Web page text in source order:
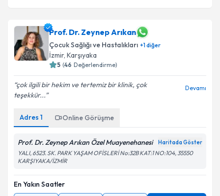
Prof. Dr. Zeynep Arıkan
Çocuk Sağlığı ve Hastalıkları +1diğer
İzmir, Karşıyaka
5 (46 Değerlendirme)
çok ilgili bir hekim ve tertemiz bir klinik, çok
teşekkür...
Devamı
Adres 1 Online Görüşme
Prof. Dr. Zeynep Arıkan Özel Muayenehanesi Haritada Göster
YALI, 6523. SK. PARK YAŞAM OFİSLERİ No:32B KAT:1 NO:104, 35550
KARŞIYAKA/İZMİR
En Yakın Saatler